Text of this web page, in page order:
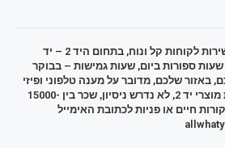
דרושים דרושות לעבודה בשירות לקוחות קל ונוח, בתחום היד 2 – יד
ספורות ביום, שעות גמישות – בבוקר
באזור שלכם, מדובר על מענה טלפוני ופיזי
ללקוחות המעוניינים לקחת מוצרי יד 2, לא נדרש ניסיון, שכר בין 15000-
קורות חיים או פניות לכתובת האימייל